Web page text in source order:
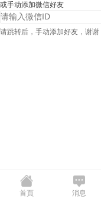
或手动添加微信好友
请跳转后，手动添加好友，谢谢
首頁 消息